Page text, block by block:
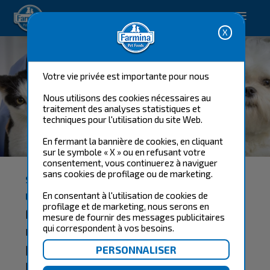
Votre vie privée est importante pour nous
Nous utilisons des cookies nécessaires au
traitement des analyses statistiques et
techniques pour l'utilisation du site Web.
En fermant la bannière de cookies, en cliquant
sur le symbole « X » ou en refusant votre
consentement, vous continuerez à naviguer
sans cookies de profilage ou de marketing.
En consentant à l'utilisation de cookies de
profilage et de marketing, nous serons en
mesure de fournir des messages publicitaires
qui correspondent à vos besoins.
Happy pet. Happy you.
FARMINA VET LIFE
SOLUTION NUTRITIONNELLE NATURELLE POUR
LE BIEN-ÊTRE DES CHATS ET DES CHIENS.
Farmina Vet Life Natural Diet est la
nouvelle gamme révolutionnaire de
produits vétérinaires de Farmina, la
première gamme vétérinaire 100%